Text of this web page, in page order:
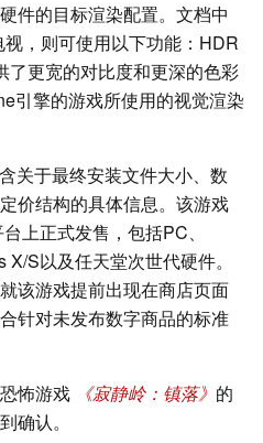
件的目标渲染配置。文档中
，则可使用以下功能：HDR
了更宽的对比度和更深的色彩
引擎的游戏所使用的视觉渲染
关于最终安装文件大小、数
价结构的具体信息。该游戏
上正式发售，包括PC、
S以及任天堂次世代硬件。
该游戏提前出现在商店页面
针对未发布数字商品的标准
怖游戏
《寂静岭：镇落》 的
确认。